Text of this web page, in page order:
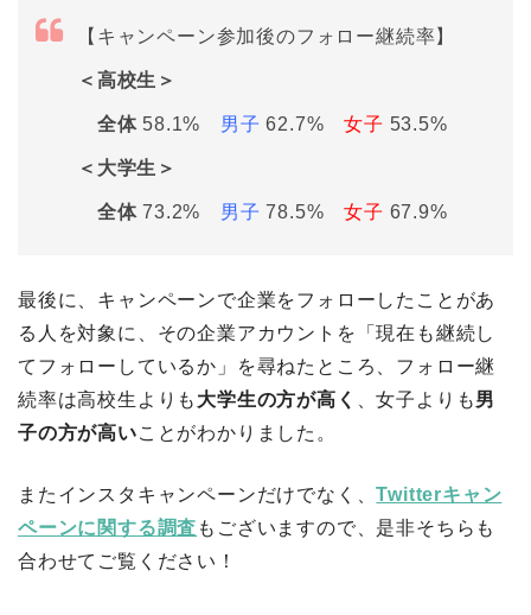
【キャンペーン参加後のフォロー継続率】
＜高校生＞
全体58.1% 男子 62.7%女子 53.5%
＜大学生＞
全体73.2% 男子 78.5%女子 67.9%
最後に、キャンペーンで企業をフォローしたことがあ
る人を対象に、その企業アカウントを「現在も継続し
てフォローしているか」を尋ねたところ、フォロー継
続率は高校生よりも 大学生の方が高く 、女子よりも男
子の方が高いことがわかりました。
またインスタキャンペーンだけでなく、Twitterキャン
ペーンに関する調査 もございますので、是非そちらも
合わせてご覧ください！